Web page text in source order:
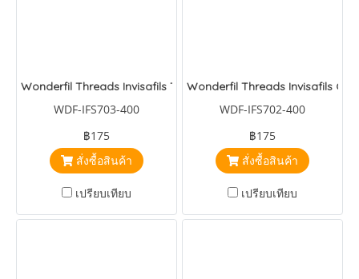
Wonderfil Threads Invisafils Tangerine
WDF-IFS703-400
฿175
สั่งซื้อสินค้า
เปรียบเทียบ
Wonderfil Threads Invisafils
WDF-IFS702-400
฿175
สั่งซื้อสินค้า
เปรียบเทียบ